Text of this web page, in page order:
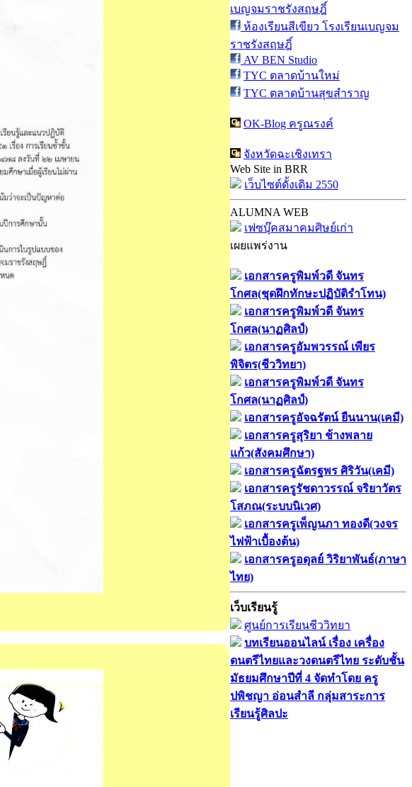
เบญจมราชรังสฤษฎิ์
ห้องเรียนสีเขียว โรงเรียนเบญจม
ราชรังสฤษฎิ์
AV BEN Studio
TYC ตลาดบ้านใหม่
TYC ตลาดบ้านสุขสำราญ
OK-Blog ครูณรงค์
จังหวัดฉะเชิงเทรา
Web Site in BRR
เว็บไซต์ดั้งเดิม 2550
ALUMNA WEB
เฟซบุ๊คสมาคมศิษย์เก่า
เผยแพร่งาน
เอกสารครูพิมพ์วดี จันทร
โกศล(ชุดฝึกทักษะปฏิบัติรำโทน)
เอกสารครูพิมพ์วดี จันทร
โกศล(นาฏศิลป์)
เอกสารครูอัมพวรรณ์ เพียร
พิจิตร(ชีววิทยา)
เอกสารครูพิมพ์วดี จันทร
โกศล(นาฏศิลป์)
เอกสารครูอัจฉรัตน์ ยืนนาน(เคมี)
เอกสารครูสุริยา ช้างพลาย
แก้ว(สังคมศึกษา)
เอกสารครูฉัตรฐพร ศิริวัน(เคมี)
เอกสารครูรัชดาวรรณ์ จริยาวัตร
โสภณ(ระบบนิเวศ)
เอกสารครูเพ็ญนภา ทองดี(วงจร
ไฟฟ้าเบื้องต้น)
เอกสารครูอดุลย์ วิริยาพันธ์(ภาษา
ไทย)
เว็บเรียนรู้
ศูนย์การเรียนชีววิทยา
บทเรียนออนไลน์​ เรื่อง​ เครื่อง
ดนตรีไทยและวงดนตรีไทย​ ระดับชั้น
มัธยมศึกษาปีที่​ 4​ จัดทำโดย​ ครู
ปพิชญา​ อ่อนสำลี​ กลุ่มสาระการ
เรียนรู้ศิลปะ